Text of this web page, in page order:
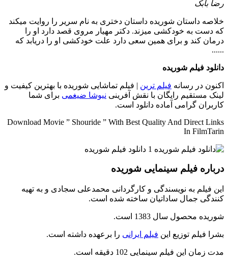
رضا بابک
خلاصه داستان شوریده داستان دختری به نام سریر را روایت میکند
که دست به خودکشی میزند. دکتر مهیار مروی قصد دارد او را
درمان کند و برای همین سعی دارد علت خودکشی او را دریابد که
......
دانلود فیلم شوریده
اکنون در رسانه فیلم ترین | فیلم تماشایی شوریده با بهترین کیفیت و
لینک مستقیم رایگان با نقش آفرینی نیوشا ضیغمی برای شما
کاربران گرامی آماده دانلود است.
Download Movie ” Shouride ” With Best Quality And Direct Links
In FilmTarin
درباره فیلم سینمایی شوریده
این فیلم به نویسندگی و کارگردانی محمدعلی سجادی و به تهیه
کنندگی جمال ساداتیان ساخته شده است.
شوریده محصول سال 1383 است.
بشرا فیلم توزیع این فیلم ایرانی را برعهده داشته است.
مدت زمان این فیلم سینمایی 102 دقیقه است.